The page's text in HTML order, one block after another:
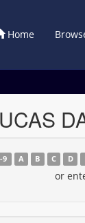
Home
9 A B C D
or